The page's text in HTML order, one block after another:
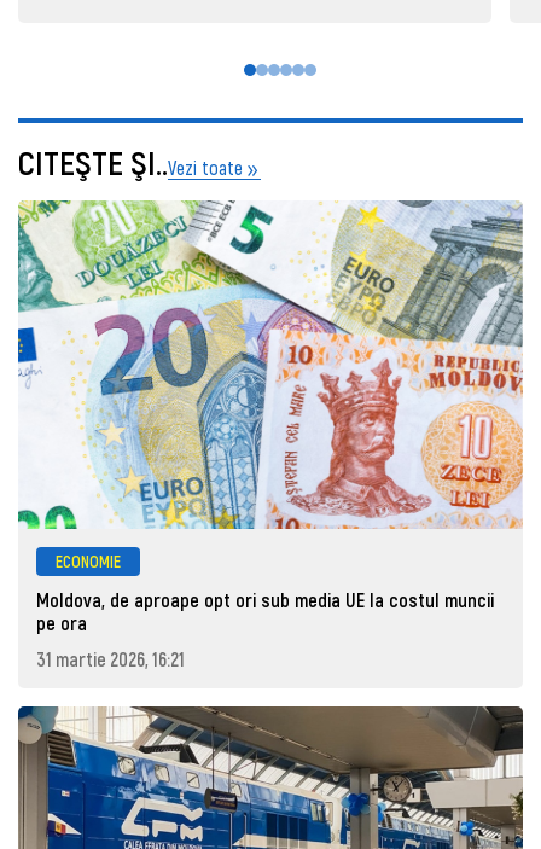
CITEŞTE ŞI..Vezi toate
ECONOMIE
Moldova, de aproape opt ori sub media UE la costul muncii
pe ora
31 martie 2026, 16:21